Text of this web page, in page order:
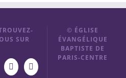
SUR
© ÉGLISE
ÉVANGÉLIQUE
BAPTISTE DE
PARIS-CENTRE